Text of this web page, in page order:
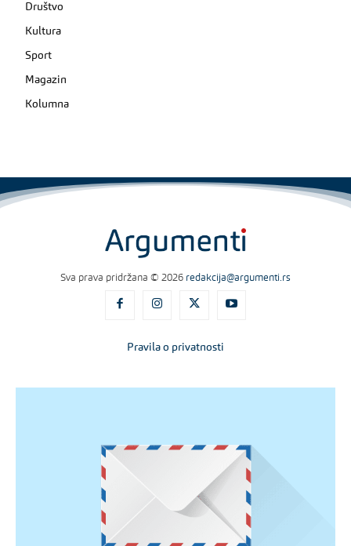
Društvo
Kultura
Sport
Magazin
Kolumna
Sva prava pridržana © 2026 redakcija@argumenti.rs
Pravila o privatnosti